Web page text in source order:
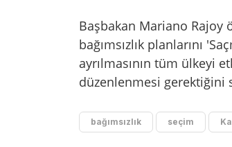
Başbakan Mariano Rajoy
bağımsızlık planlarını
ayrılmasının tüm ülkeyi
düzenlenmesi gerektiğini
bağımsızlık seçim